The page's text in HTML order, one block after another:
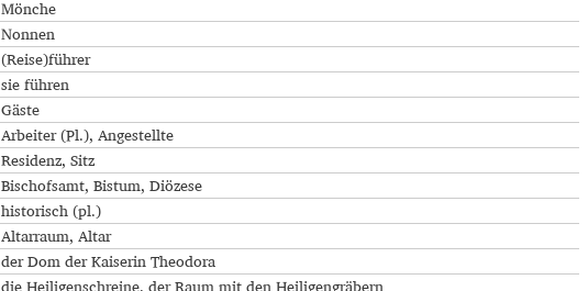
Mönche
Nonnen
(Reise)führer
sie führen
Gäste
Arbeiter (Pl.), Angestellte
Residenz, Sitz
Bischofsamt, Bistum, Diözese
historisch (pl.)
Altarraum, Altar
der Dom der Kaiserin Theodora